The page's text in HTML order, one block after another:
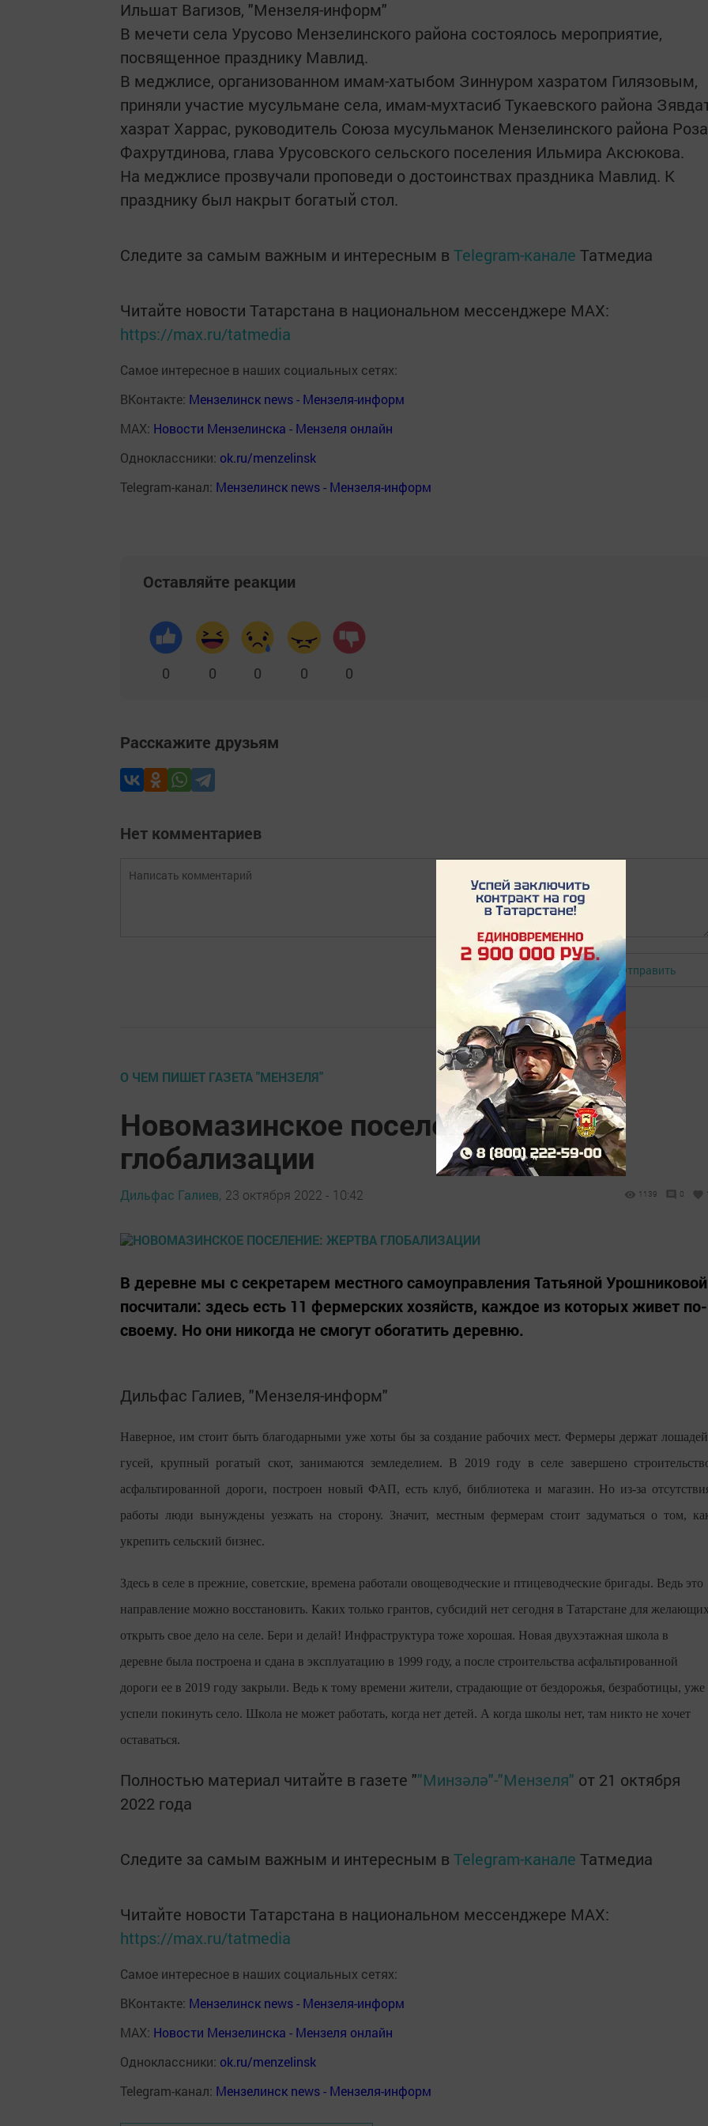
Ильшат Вагизов, "Мензеля-информ"
В мечети села Урусово Мензелинского района состоялось мероприятие,
посвященное празднику Мавлид.
В меджлисе, организованном имам-хатыбом Зиннуром хазратом Гилязовым,
приняли участие мусульмане села, имам-мухтасиб Тукаевского района
хазрат Харрас, руководитель Союза мусульманок Мензелинского района Роза
Фахрутдинова, глава Урусовского сельского поселения Ильмира Аксюкова.
На меджлисе прозвучали проповеди о достоинствах праздника Мавлид. К
празднику был накрыт богатый стол.
Следите за самым важным и интересным в Telegram-канале Татмедиа
Читайте новости Татарстана в национальном мессенджере MАХ:
https://max.ru/tatmedia
Самое интересное в наших социальных сетях:
ВКонтакте: Мензелинск news - Мензеля-информ
MAX: Новости Мензелинска - Мензеля онлайн
Одноклассники: ok.ru/menzelinsk
Telegram-канал: Мензелинск news - Мензеля-информ
Оставляйте реакции
0 0 0 0 0
Расскажите друзьям
Нет комментариев
Авторизоваться Отправить
О ЧЕМ ПИШЕТ ГАЗЕТА "МЕНЗЕЛЯ"
Новомазинское поселение: жертва
глобализации
Дильфас Галиев, 23 октября 2022 - 10:42 1139 0
В деревне мы с секретарем местного самоуправления Татьяной Урошниковой
посчитали: здесь есть 11 фермерских хозяйств, каждое из которых живет по-
своему. Но они никогда не смогут обогатить деревню.
Дильфас Галиев, "Мензеля-информ"
Наверное, им стоит быть благодарными уже хоты бы за создание рабочих мест. Фермеры держат
гусей, крупный рогатый скот, занимаются земледелием. В 2019 году в селе завершено
асфальтированной дороги, построен новый ФАП, есть клуб, библиотека и магазин. Но из-за
работы люди вынуждены уезжать на сторону. Значит, местным фермерам стоит задуматься о том,
укрепить сельский бизнес.
Здесь в селе в прежние, советские, времена работали овощеводческие и птицеводческие бригады. Ведь это
направление можно восстановить. Каких только грантов, субсидий нет сегодня в Татарстане для
открыть свое дело на селе. Бери и делай! Инфраструктура тоже хорошая. Новая двухэтажная школа в
деревне была построена и сдана в эксплуатацию в 1999 году, а после строительства асфальтированной
дороги ее в 2019 году закрыли. Ведь к тому времени жители, страдающие от бездорожья, безработицы, уже
успели покинуть село. Школа не может работать, когда нет детей. А когда школы нет, там никто не хочет
оставаться.
Полностью материал читайте в газете ""Минзәлә"-"Мензеля" от 21 октября
2022 года
Следите за самым важным и интересным в Telegram-канале Татмедиа
Читайте новости Татарстана в национальном мессенджере MАХ:
https://max.ru/tatmedia
Самое интересное в наших социальных сетях:
ВКонтакте: Мензелинск news - Мензеля-информ
MAX: Новости Мензелинска - Мензеля онлайн
Одноклассники: ok.ru/menzelinsk
Telegram-канал: Мензелинск news - Мензеля-информ